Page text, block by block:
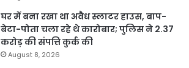
घर में बना रखा था अवैध स्लाटर हाउस, बाप-
बेटा-पोता चला रहे थे कारोबार; पुलिस ने 2.37
करोड़ की संपत्ति कुर्क की
August 8, 2026